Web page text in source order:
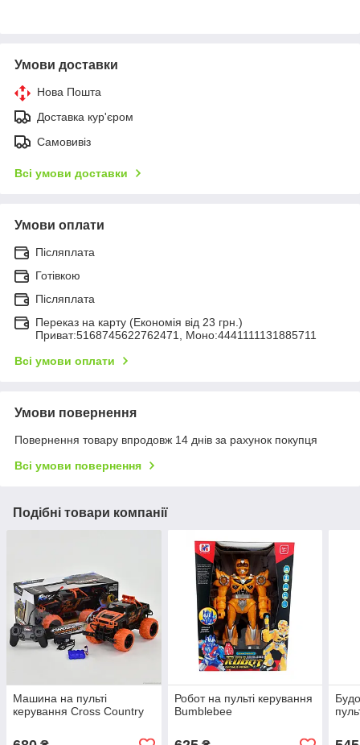
Умови доставки
Нова Пошта
Доставка кур'єром
Самовивіз
Всі умови доставки
Умови оплати
Післяплата
Готівкою
Післяплата
Переказ на карту (Економія від 23 грн.)
Приват:5168745622762471, Моно:4441111131885711
Всі умови оплати
Умови повернення
Повернення товару впродовж 14 днів за рахунок покупця
Всі умови повернення
Подібні товари компанії
Машина на пульті
керування Cross Country
Робот на пульті керування
Bumblebee